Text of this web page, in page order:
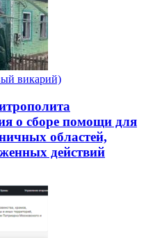
викарий)
о сборе помощи для
областей,
действий